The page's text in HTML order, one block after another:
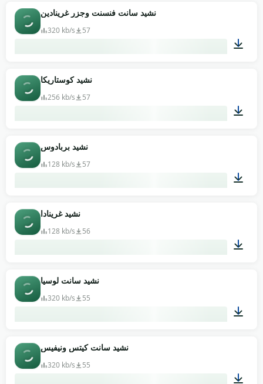
نشيد سانت فنسنت وجزر غرينادين
320 kb/s 57
نشيد كوستاريكا
256 kb/s 57
نشيد بربادوس
128 kb/s 57
نشيد غرينادا
128 kb/s 56
نشيد سانت لوسيا
320 kb/s 55
نشيد سانت كيتس ونيفيس
320 kb/s 55